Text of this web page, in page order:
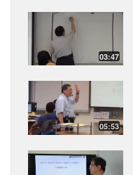
03:47
05:53